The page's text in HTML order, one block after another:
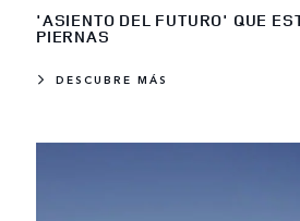
'ASIENTO DEL FUTURO' QUE
PIERNAS
DESCUBRE MÁS